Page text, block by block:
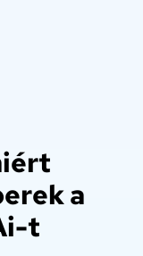
a
t